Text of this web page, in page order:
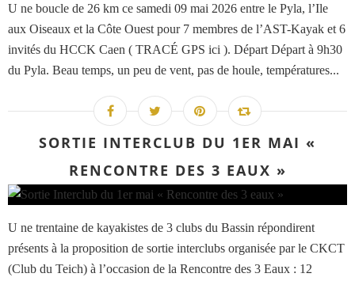
U ne boucle de 26 km ce samedi 09 mai 2026 entre le Pyla, l’Ile
aux Oiseaux et la Côte Ouest pour 7 membres de l’AST-Kayak et 6
invités du HCCK Caen ( TRACÉ GPS ici ). Départ Départ à 9h30
du Pyla. Beau temps, un peu de vent, pas de houle, températures...
SORTIE INTERCLUB DU 1ER MAI «
RENCONTRE DES 3 EAUX »
U ne trentaine de kayakistes de 3 clubs du Bassin répondirent
présents à la proposition de sortie interclubs organisée par le CKCT
(Club du Teich) à l’occasion de la Rencontre des 3 Eaux : 12